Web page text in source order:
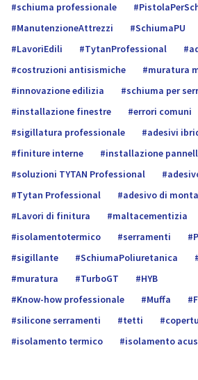
schiuma professionale
ManutenzioneAttrezzi
SchiumaPU
LavoriEdili
TytanProfessional
costruzioni antisismiche
muratura
innovazione edilizia
schiuma per
installazione finestre
errori comuni
sigillatura professionale
adesivi
finiture interne
installazione
soluzioni TYTAN Professional
Tytan Professional
adesivo di
Lavori di finitura
maltacementizia
isolamentotermico
serramenti
sigillante
SchiumaPoliuretanica
muratura
TurboGT
HYB
Know-how professionale
Muffa
silicone serramenti
tetti
isolamento termico
isolamento